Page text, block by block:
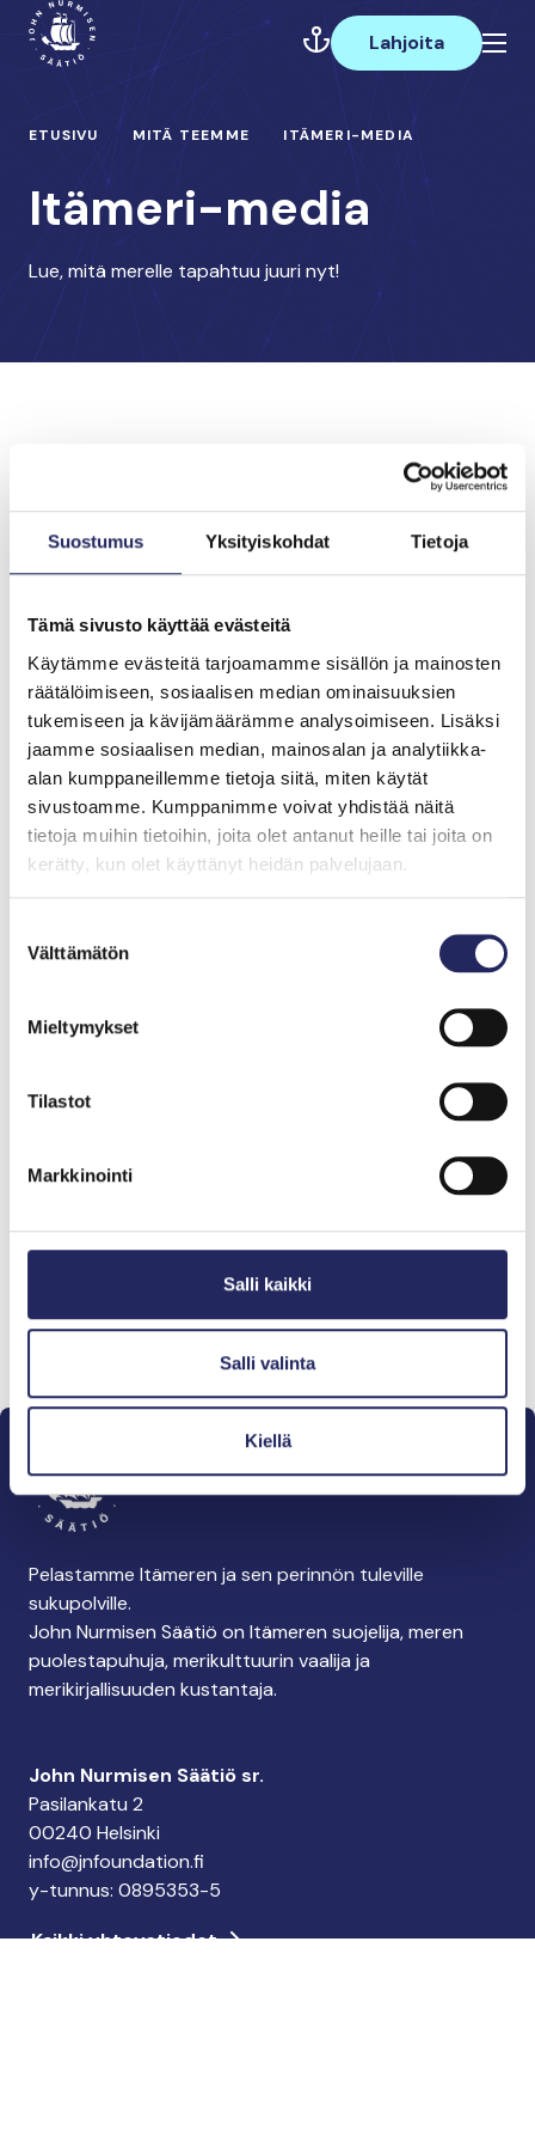
Suostumus Yksityiskohdat Tietoja
Tämä sivusto käyttää evästeitä
Käytämme evästeitä tarjoamamme sisällön ja mainosten
räätälöimiseen, sosiaalisen median ominaisuuksien
tukemiseen ja kävijämäärämme analysoimiseen. Lisäksi
jaamme sosiaalisen median, mainosalan ja analytiikka-
alan kumppaneillemme tietoja siitä, miten käytät
sivustoamme. Kumppanimme voivat yhdistää näitä
tietoja muihin tietoihin, joita olet antanut heille tai joita on
kerätty, kun olet käyttänyt heidän palvelujaan.
valinta
Välttämätön
Mieltymykset
Tilastot
Markkinointi
Salli kaikki
Salli valinta
Kiellä
Hyppää
sisältöön
Päävalikko
Lahjoita
ETUSIVU MITÄ TEEMME ITÄMERI-MEDIA
Itämeri-media
Lue, mitä merelle tapahtuu juuri nyt!
Pelastamme Itämeren ja sen perinnön tuleville
sukupolville.
John Nurmisen Säätiö on Itämeren suojelija, meren
puolestapuhuja, merikulttuurin vaalija ja
merikirjallisuuden kustantaja.
John Nurmisen Säätiö sr.
Pasilankatu 2
00240 Helsinki
info@jnfoundation.fi
y-tunnus: 0895353-5
Kaikki yhteystiedot